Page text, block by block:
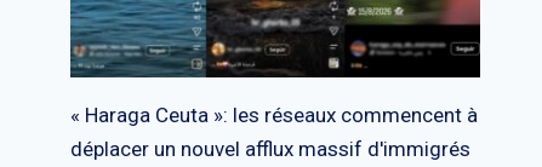
« Haraga Ceuta »: les réseaux commencent à
déplacer un nouvel afflux massif d'immigrés